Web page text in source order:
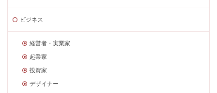
ビジネス
経営者・実業家
起業家
投資家
デザイナー